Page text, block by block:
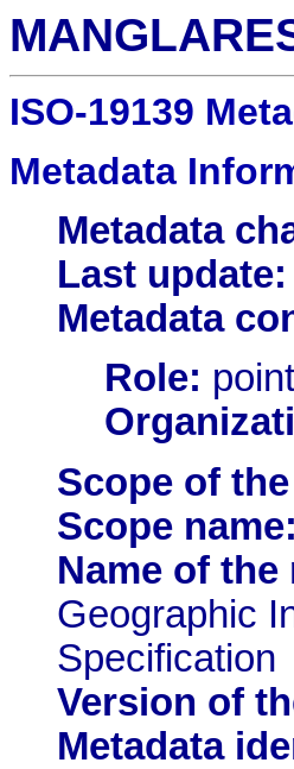
ISO-19139
Metadata
Metadata
Last update:
Metadata
Role:
Scope of
Scope name:
Name of
Geographic
Specification
Version of
Metadata